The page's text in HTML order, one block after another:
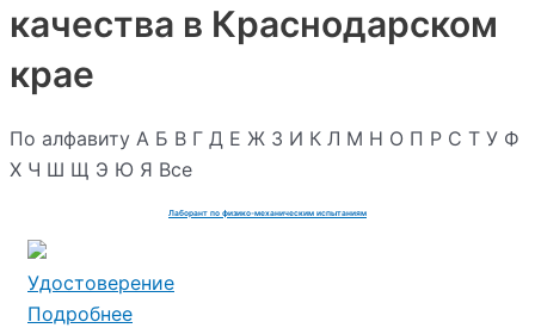
качества в Краснодарском
крае
По алфавиту А Б В Г Д Е Ж З И К Л М Н О П Р С Т У Ф
Х Ч Ш Щ Э Ю Я Все
Лаборант по физико-механическим испытаниям
Удостоверение
Подробнее